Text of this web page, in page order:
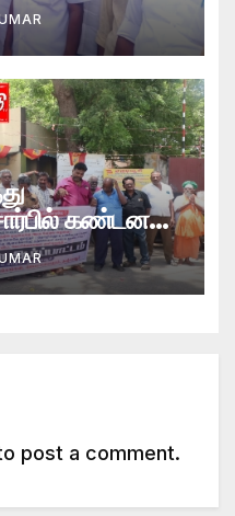
கண்டன
post a comment.